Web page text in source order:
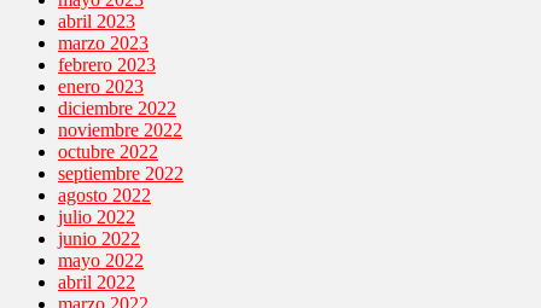
abril 2023
marzo 2023
febrero 2023
enero 2023
diciembre 2022
noviembre 2022
octubre 2022
septiembre 2022
agosto 2022
julio 2022
junio 2022
mayo 2022
abril 2022